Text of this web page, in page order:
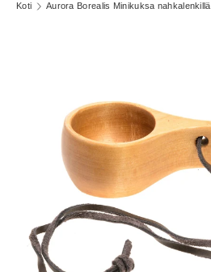
Koti Aurora Borealis Minikuksa nahkalenkillä